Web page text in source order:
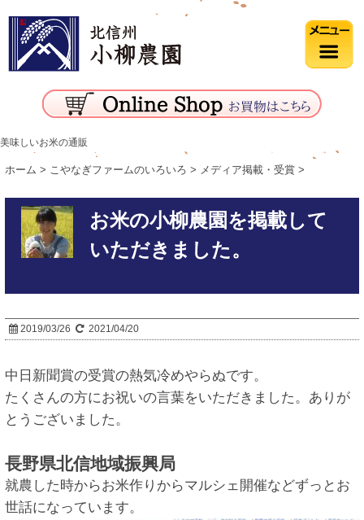
美味しいお米の通販
ホーム > こやなぎファームのいろいろ > メディア掲載・受賞 >
お米の小柳農園を掲載して
いただきました。
2019/03/26 2021/04/20
中日新聞賞の受賞の熱気冷めやらぬです。
たくさんの方にお祝いの言葉をいただきました。ありが
とうございました。
長野県北信地域振興局
就農した時からお米作りからマルシェ開催などずっとお
世話になっています。